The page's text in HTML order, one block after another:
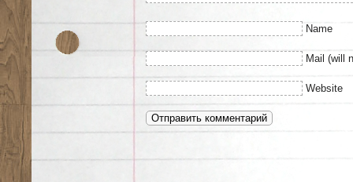
Name
Mail (will
Website